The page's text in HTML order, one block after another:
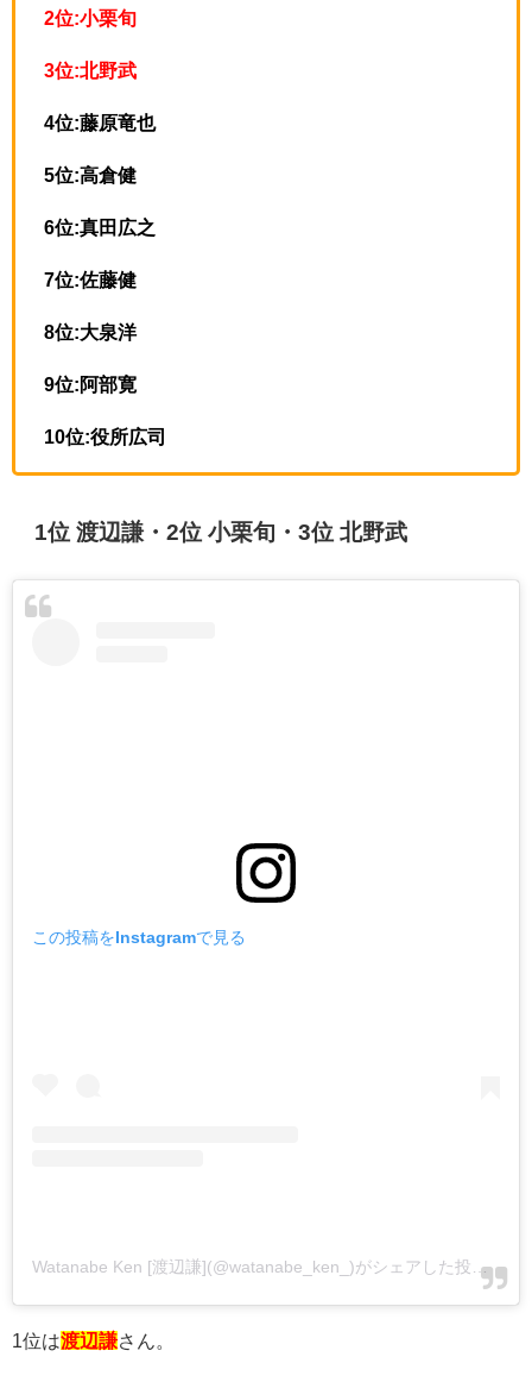
2位:小栗旬
3位:北野武
4位:藤原竜也
5位:高倉健
6位:真田広之
7位:佐藤健
8位:大泉洋
9位:阿部寛
10位:役所広司
1位 渡辺謙・2位 小栗旬・3位 北野武
この投稿をInstagramで見る
Watanabe Ken [渡辺謙](@watanabe_ken_)がシェアした投稿-
1位は渡辺謙さん。